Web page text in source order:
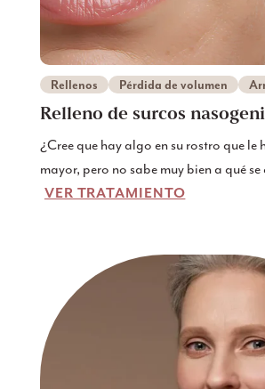
Rellenos Pérdida de volumen
Relleno de surcos
¿Cree que hay algo en su rostro que le
mayor, pero no sabe muy bien a qué
tratarse de unos pliegues nasolabiales
VER TRATAMIENTO